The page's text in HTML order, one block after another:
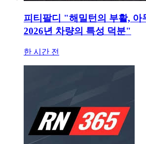
피티팔디 "해밀턴의 부활, 아
2026년 차량의 특성 덕분"
한 시간 전